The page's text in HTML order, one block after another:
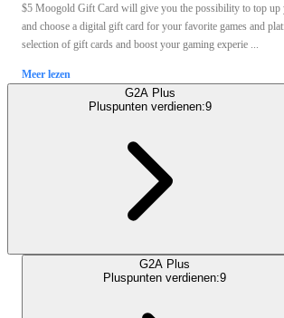
$5 Moogold Gift Card will give you the possibility to top up
and choose a digital gift card for your favorite games and
selection of gift cards and boost your gaming experie ...
Meer lezen
G2A Plus
Pluspunten verdienen:9
G2A Plus
Pluspunten verdienen:9